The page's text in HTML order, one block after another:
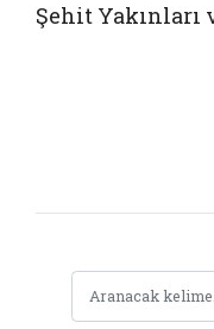
Şehit Yakınları